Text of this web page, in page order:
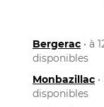
Bergerac • à
disponibles
Monbazillac
disponibles